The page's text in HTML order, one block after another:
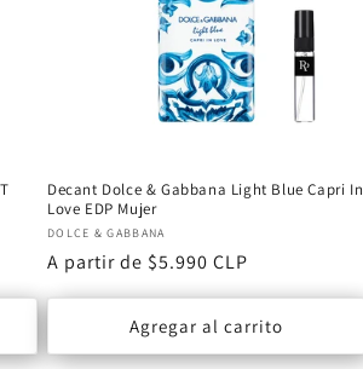
Decant Dolce & Gabbana Light Blue Capri In
Love EDP Mujer
Proveedor:
DOLCE & GABBANA
Precio
habitual
A partir de $5.990 CLP
Agregar al carrito